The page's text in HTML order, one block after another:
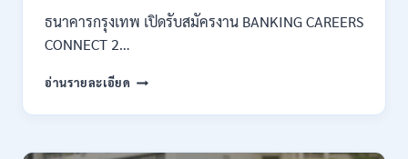
–
ธนาคารกรุงเทพ เปิดรับสมัครงาน BANKING CAREERS
CONNECT 2…
อ่านรายละเอียด ธนาคาร
เปิด
สมัคร